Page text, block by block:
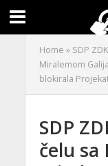
Home » SDP
Miralemom
blokirala
SDP
čelu sa